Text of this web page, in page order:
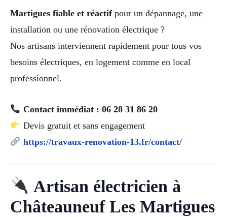
Martigues fiable et réactifpour un dépannage, une
installation ou une rénovation électrique ?
Nos artisans interviennent rapidement pour tous vos
besoins électriques, en logement comme en local
professionnel.
Contact immédiat : 06 28 31 86 20
Devis gratuit et sans engagement
https://travaux-renovation-13.fr/contact/
Artisan électricien à
Châteauneuf Les Martigues